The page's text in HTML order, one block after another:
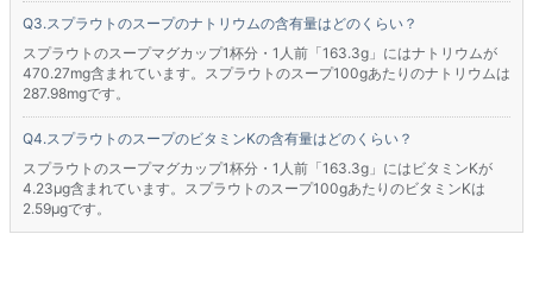
スプラウトのスープのナトリウムの含有量はどのくらい？
スプラウトのスープマグカップ1杯分・1人前「163.3g」にはナトリウムが
470.27mg含まれています。スプラウトのスープ100gあたりのナトリウムは
287.98mgです。
スプラウトのスープのビタミンKの含有量はどのくらい？
スプラウトのスープマグカップ1杯分・1人前「163.3g」にはビタミンKが
4.23μg含まれています。スプラウトのスープ100gあたりのビタミンKは
2.59μgです。